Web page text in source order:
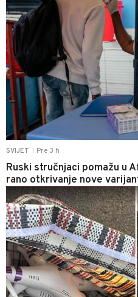
SVIJET Pre 3 h
Ruski stručnjaci pomažu u
rano otkrivanje nove